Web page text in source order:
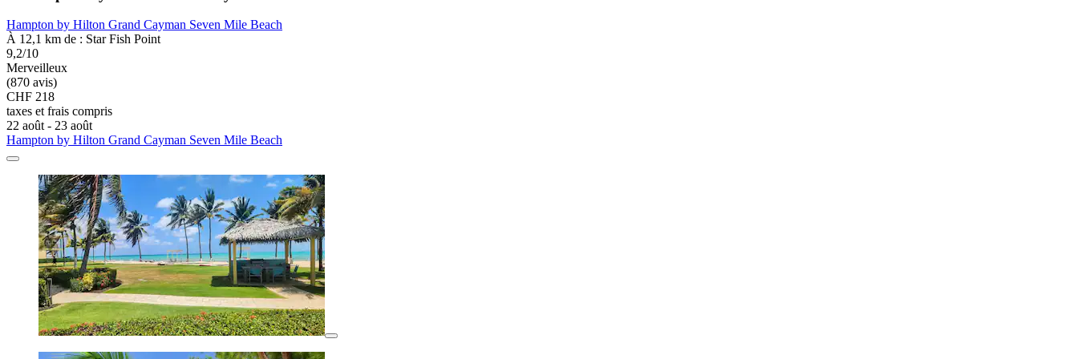
Hampton by Hilton Grand Cayman Seven Mile Beach
À 12,1 km de : Star Fish Point
9,2/10
Merveilleux
(870 avis)
CHF 218
taxes et frais compris
22 août - 23 août
Hampton by Hilton Grand Cayman Seven Mile Beach